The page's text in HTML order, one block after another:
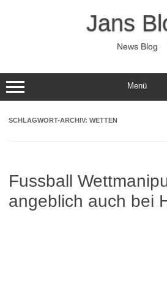
Jans
News Blog
Menü
SCHLAGWORT-ARCHIV: WETTEN
Fussball
angeblich auch bei